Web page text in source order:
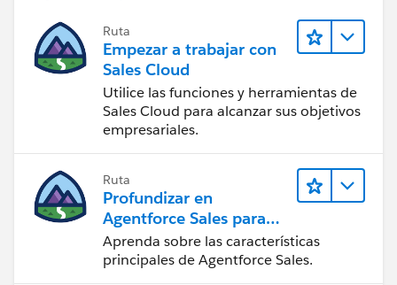
Ruta
Empezar a trabajar con
Sales Cloud
Utilice las funciones y herramientas de
Sales Cloud para alcanzar sus objetivos
empresariales.
Ruta
Profundizar en
Agentforce Sales para
administradores
Aprenda sobre las características
principales de Agentforce Sales.